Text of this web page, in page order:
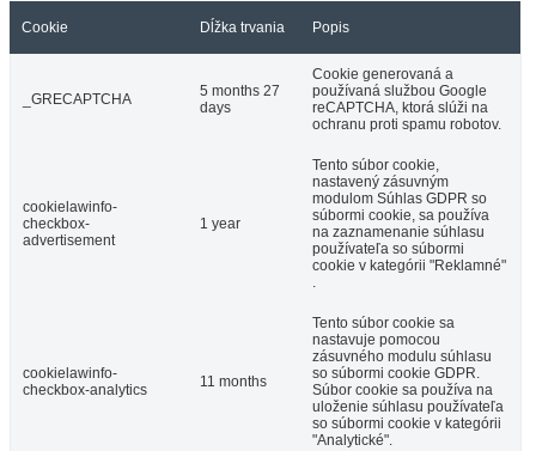
Cookie Dĺžka trvania Popis
_GRECAPTCHA
5 months 27
days
Cookie generovaná a
používaná službou Google
reCAPTCHA, ktorá slúži na
ochranu proti spamu robotov.
cookielawinfo-
checkbox-
advertisement
1 year
Tento súbor cookie,
nastavený zásuvným
modulom Súhlas GDPR so
súbormi cookie, sa používa
na zaznamenanie súhlasu
používateľa so súbormi
cookie v kategórii "Reklamné"
.
cookielawinfo-
checkbox-analytics
11 months
Tento súbor cookie sa
nastavuje pomocou
zásuvného modulu súhlasu
so súbormi cookie GDPR.
Súbor cookie sa používa na
uloženie súhlasu používateľa
so súbormi cookie v kategórii
"Analytické".